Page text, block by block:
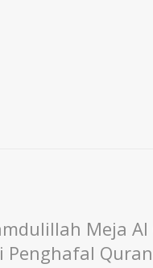
Meja
Penghafal